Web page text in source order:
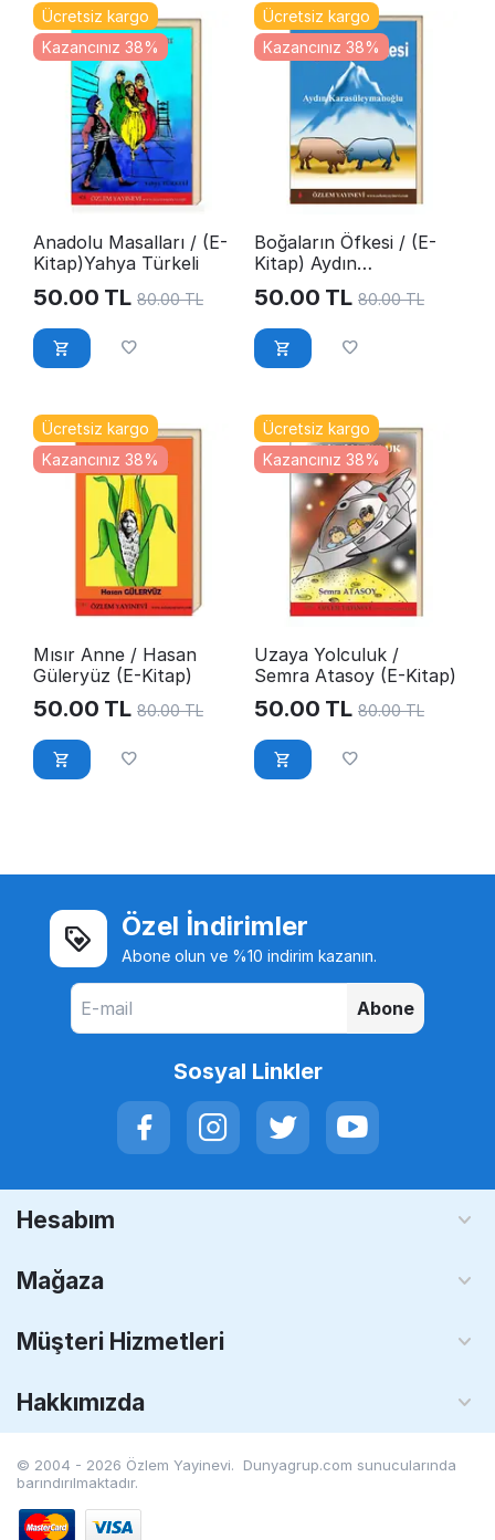
Ücretsiz kargo
Kazancınız 38%
Anadolu Masalları / (E-
Kitap)Yahya Türkeli
50.00 TL 80.00 TL
Ücretsiz kargo
Kazancınız 38%
Boğaların Öfkesi / (E-
Kitap) Aydın
Karasüleymanoğlu
50.00 TL 80.00 TL
Ücretsiz kargo
Kazancınız 38%
Mısır Anne / Hasan
Güleryüz (E-Kitap)
50.00 TL 80.00 TL
Ücretsiz kargo
Kazancınız 38%
Uzaya Yolculuk /
Semra Atasoy (E-Kitap)
50.00 TL 80.00 TL
Özel İndirimler
Abone olun ve %10 indirim kazanın.
Abone
Sosyal Linkler
Hesabım
Mağaza
Müşteri Hizmetleri
Hakkımızda
© 2004 - 2026 Özlem Yayinevi. Dunyagrup.com sunucularında
barındırılmaktadır.